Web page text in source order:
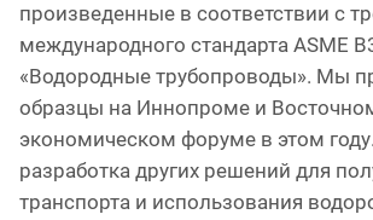
произведенные в соответствии с
международного стандарта ASME
«Водородные трубопроводы». Мы
образцы на Иннопроме и
экономическом форуме в этом
разработка других решений для
транспорта и использования